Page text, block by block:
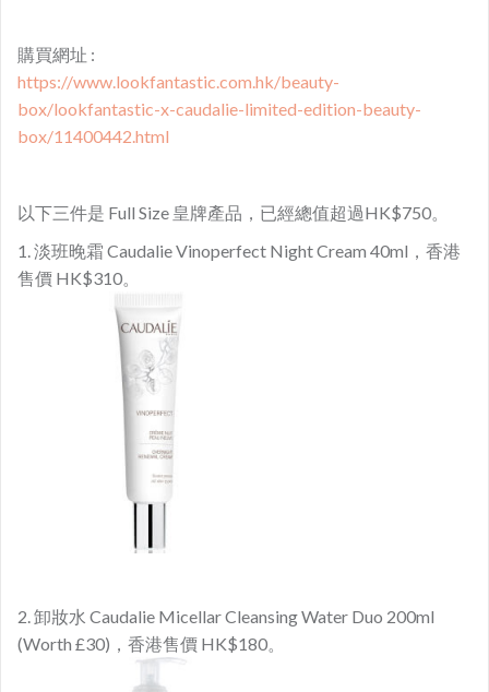
購買網址 :
https://www.lookfantastic.com.hk/beauty-
box/lookfantastic-x-caudalie-limited-edition-beauty-
box/11400442.html
以下三件是 Full Size 皇牌產品，已經總值超過HK$750。
1. 淡班晚霜 Caudalie Vinoperfect Night Cream 40ml，香港
售價 HK$310。
2. 卸妝水 Caudalie Micellar Cleansing Water Duo 200ml
(Worth £30)，香港售價 HK$180。